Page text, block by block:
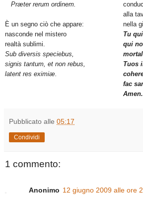
Præter rerum ordinem.
È un segno ciò che appare:
nasconde nel mistero
realtà sublimi.
Sub diversis speciebus,
signis tantum, et non rebus,
latent res eximiæ.
alla
nella
Tu
qui
Tuos
fac
Pubblicato alle 05:17
Condividi
1 commento:
Anonimo 12 giugno 2009 alle ore